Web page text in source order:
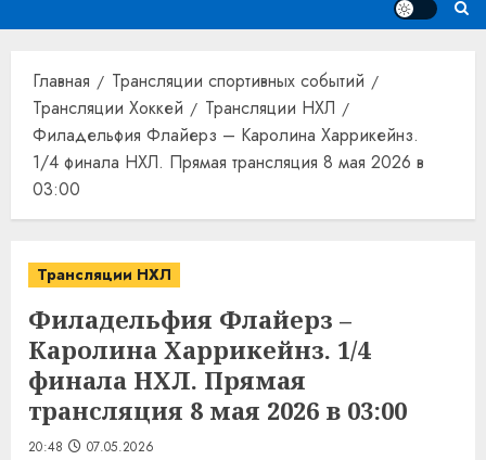
Главная
Трансляции спортивных событий
Трансляции Хоккей
Трансляции НХЛ
Филадельфия Флайерз – Каролина Харрикейнз.
1/4 финала НХЛ. Прямая трансляция 8 мая 2026 в
03:00
Трансляции НХЛ
Филадельфия Флайерз –
Каролина Харрикейнз. 1/4
финала НХЛ. Прямая
трансляция 8 мая 2026 в 03:00
20:48 07.05.2026